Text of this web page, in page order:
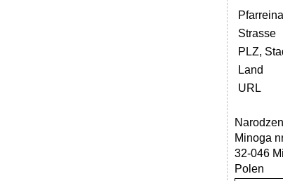
Strasse
PLZ,
Land
URL
Minoga
32-046
Polen